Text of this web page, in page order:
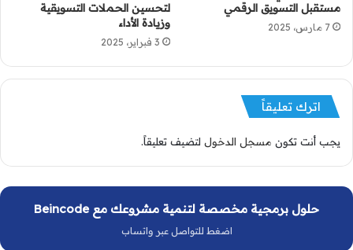
مستقبل التسويق الرقمي
7 مارس، 2025
لتحسين الحملات التسويقية
وزيادة الأداء
3 فبراير، 2025
اترك تعليقاً
يجب أنت تكون مسجل الدخول لتضيف تعليقاً.
حلول برمجية مخصصة لتنمية مشروعك مع Beincode
اضغط للتواصل عبر واتساب